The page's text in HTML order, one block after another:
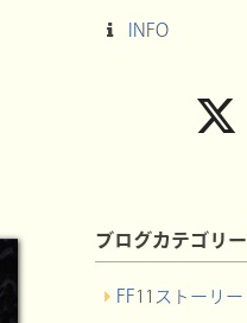
INFO
ブログカテゴリー
FF11ストーリー